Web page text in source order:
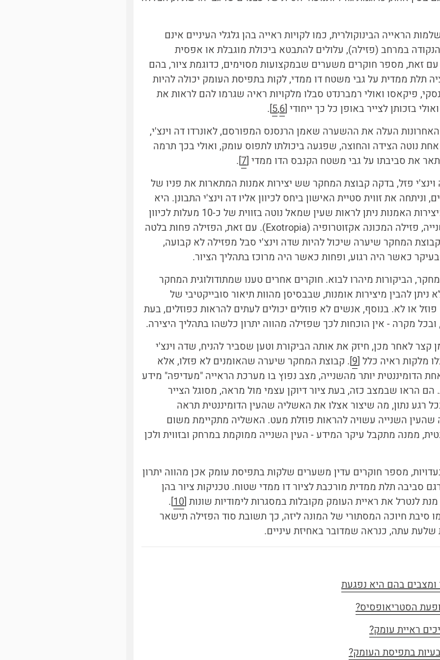
הראייה הבינוקולרית, כמו לקויות ראייה בהן גלגלי העיניים אינם
במרחב (פזילה), עלולים להתבטא ביכולת מוגבלת או אפסית
זאת, מספר חוקרים משערים שבמקצועות מסוימים, כדוגמת ציור, בהם
תלת ממדית על גבי משטח דו ממדי, לקות בתפיסת העומק יכולה להיות
פיקאסו ואולי רמברנדט סבלו מלקויות ראיה שגרמו להם לראות את
בזכותן לצייר באופן כל כך ייחודי [ 5,6
].
העלה את ההשערה שאמן הרנסנס המפורסם, לאונרדו דה וינצ'י,
נוטה הצידה והחוצה, שפגעה ביכולתו לתפוס עומק, ואולי בכך תרמה
את סביבתו על גבי משטח הקנבס הדו ממדי [7
].
פזל, בדקה קבוצת המחקר שש יצירות אמנות המתארות את פניו של
וניתחה את זווית סטיית האישון ביחס לכיוון אליו דה וינצ'י התבונן. היא
מצאה שבכל אחת מיצירות האמנות ניתן לראות שעין שמאל נוטה בזווית של כ-10 מעלות לכיוון
האוזן ביחס לעין השנייה, פזילה המכונה אקזוטרופיה (Exotropia). עם זאת, הפזילה פחות בלטה
המחקר שיערה שיכול להיות שדה וינצ'י סבל מפזילה לא קבועה,
כאשר היה רגוע, ופחות כאשר היה מרוכז בתהליך הציור.
הביקורות מיהרו לבוא. חוקרים אחרים טענו שמתודולוגית המחקר
ניתן להבין מיצירות אומנות, שבבסיסן מהוות תיאור סובייקטיבי של
או לא. בנוסף, אנשים לא פוזלים יכולים לעתים להראות כפוזלים, בעת
מקרה - אין הוכחות לכך שפזילה מהווה יתרון כלשהו בתהליך היצירה.
קצר לאחר מכן, חיזק את אותה הביקורת וטען שסביר להניח, שדה וינצ'י
מלקות ראיה כלל [9]. קבוצת המחקר שיערה שהאומנים לא פזלו, אלא
הדומיננטית יותר מהשנייה, מצב נפוץ בו מערכת הראייה "מעדיפה" מידע
הם הראו שבמצב כזה, בעת ציור דיוקן עצמי מול מראה, מסוגל הצייר
רגע נתון, מה שיצור אצלו את האשליה שהעין הדומיננטית תראה
שהעין השנייה עשויה להראות פוזלת מעט. האשליה מתקיימת משום
ממנה מתקבל עיקר המידע - העין השנייה ממוקמת במרחק ובזווית ולכן
מספר חוקרים עדין משערים שלקות בתפיסת עומק אכן מהווה יתרון
סביבה תלת ממדית מורכבת לציור דו ממדי שטוח. טכניקות ציור בהן
לנטרל את ראיית העומק מקובלות במסגרות לימודיות שונות [10
].
סיבת חיוכה המסתורי של המונה ליזה, כך תשובת סוד הפזילה תישאר
עתה, כנראה שמדובר באחיזת עיניים.
ומצבים בהם היא נפגעת
הסטריאופסיס?
ראיית עומק?
בתפיסת העומק?